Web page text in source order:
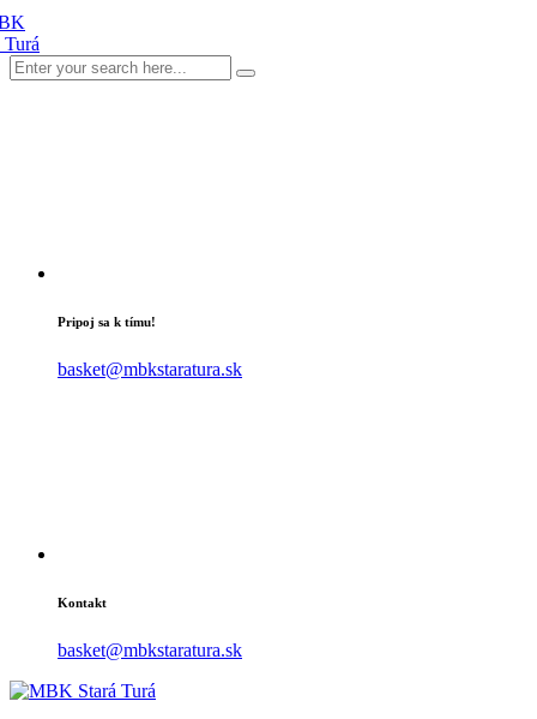
Pripoj sa k tímu!
basket@mbkstaratura.sk
Kontakt
basket@mbkstaratura.sk